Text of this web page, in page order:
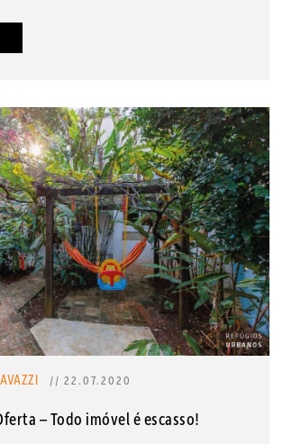
// 22.07.2020
– Todo imóvel é escasso!